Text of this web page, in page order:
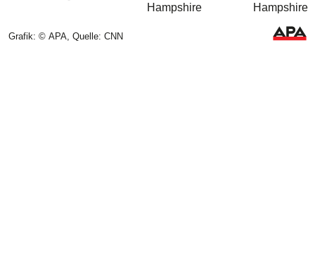
Hampshire Hampshire
Grafik: © APA, Quelle: CNN